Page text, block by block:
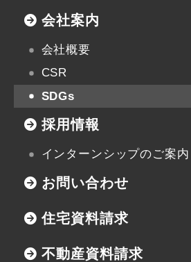
会社案内
会社概要
CSR
SDGs
採用情報
インターンシップのご案内
お問い合わせ
住宅資料請求
不動産資料請求